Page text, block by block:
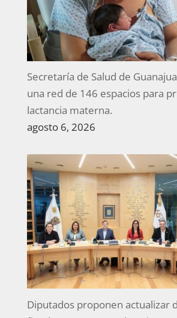
Secretaría de Salud de
una red de 146 espacios para
lactancia materna.
agosto 6, 2026
Diputados proponen actualizar